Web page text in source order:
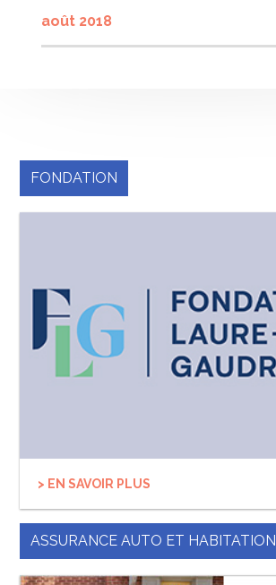
août 2018
FONDATION
> EN SAVOIR PLUS
ASSURANCE AUTO ET HABITATION